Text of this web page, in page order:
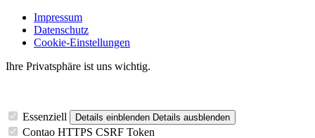
Impressum
Datenschutz
Cookie-Einstellungen
Ihre Privatsphäre ist uns wichtig.
Essenziell Details einblenden Details ausblenden
Contao HTTPS CSRF Token